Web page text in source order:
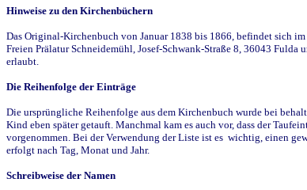
Hinweise zu den Kirchenbüchern
Das Original-Kirchenbuch von Januar 1838 bis 1866, befindet sich
Freien Prälatur Schneidemühl, Josef-Schwank-Straße 8, 36043
erlaubt.
Die Reihenfolge der Einträge
Die ursprüngliche Reihenfolge aus dem Kirchenbuch wurde bei
Kind eben später getauft. Manchmal kam es auch vor, dass der
vorgenommen. Bei der Verwendung der Liste ist es wichtig, einen
erfolgt nach Tag, Monat und Jahr.
Schreibweise der Namen